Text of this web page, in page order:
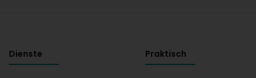
Dienste Praktisch